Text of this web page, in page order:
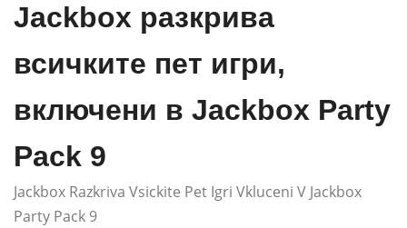
Jackbox разкрива
всичките пет игри,
включени в Jackbox Party
Pack 9
Jackbox Razkriva Vsickite Pet Igri Vkluceni V Jackbox
Party Pack 9